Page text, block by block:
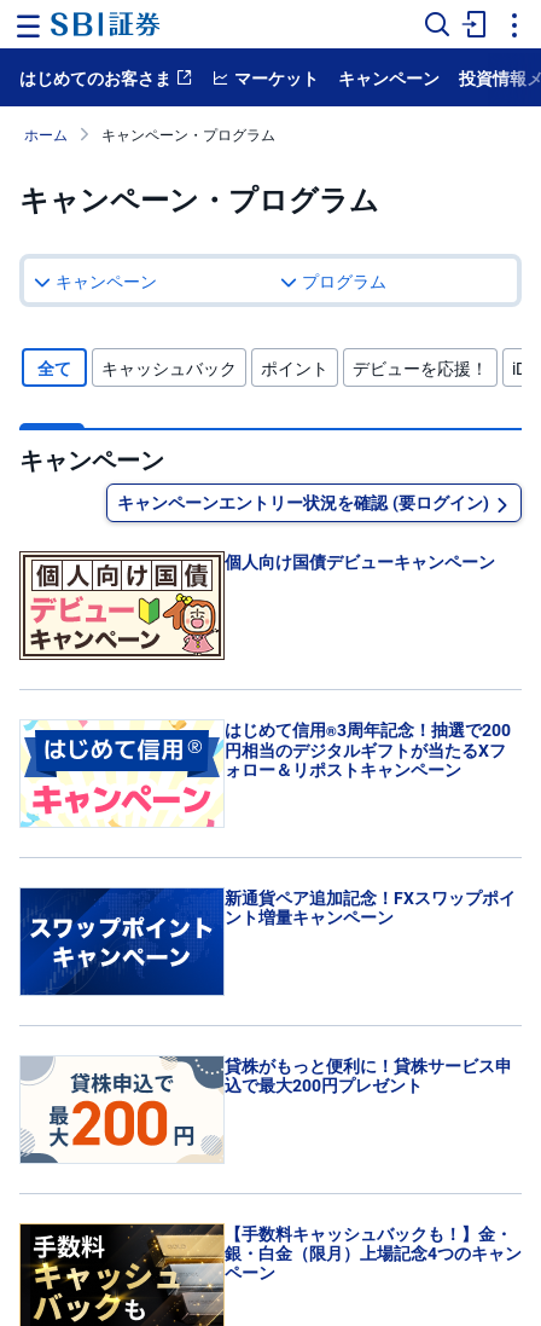
ー
ム
ー
ト
NISA
国
内
式
外
投
資
信
託
債
FX
お
ま
投
BI
株
プ
ョ
ン
先
物
・
プ
ョ
ン
商
品
はじめてのお客さま マーケット キャンペーン 投資情報
ホーム キャンペーン・プログラム
キャンペーン・プログラム
キャンペーン プログラム
全て キャッシュバック ポイント デビューを応援！
キャンペーン
キャンペーンエントリー状況を確認 (要ログイン)
個人向け国債デビューキャンペーン
はじめて信用®3周年記念！抽選で200
円相当のデジタルギフトが当たるXフ
ォロー＆リポストキャンペーン
新通貨ペア追加記念！FXスワップポイ
ント増量キャンペーン
貸株がもっと便利に！貸株サービス申
込で最大200円プレゼント
【手数料キャッシュバックも！】金・
銀・白金（限月）上場記念4つのキャン
ペーン